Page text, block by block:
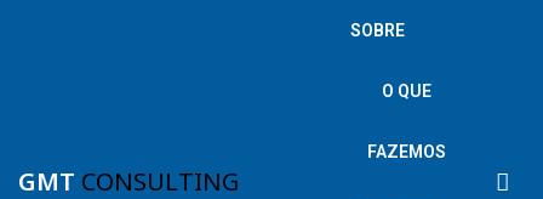
GMT CONSULTING
SOBRE
O QUE
FAZEMOS